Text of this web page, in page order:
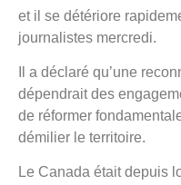
et il se détériore
journalistes mercredi.
Il a déclaré qu’une
dépendrait des
de réformer
démilier le territoire.
Le Canada était depuis